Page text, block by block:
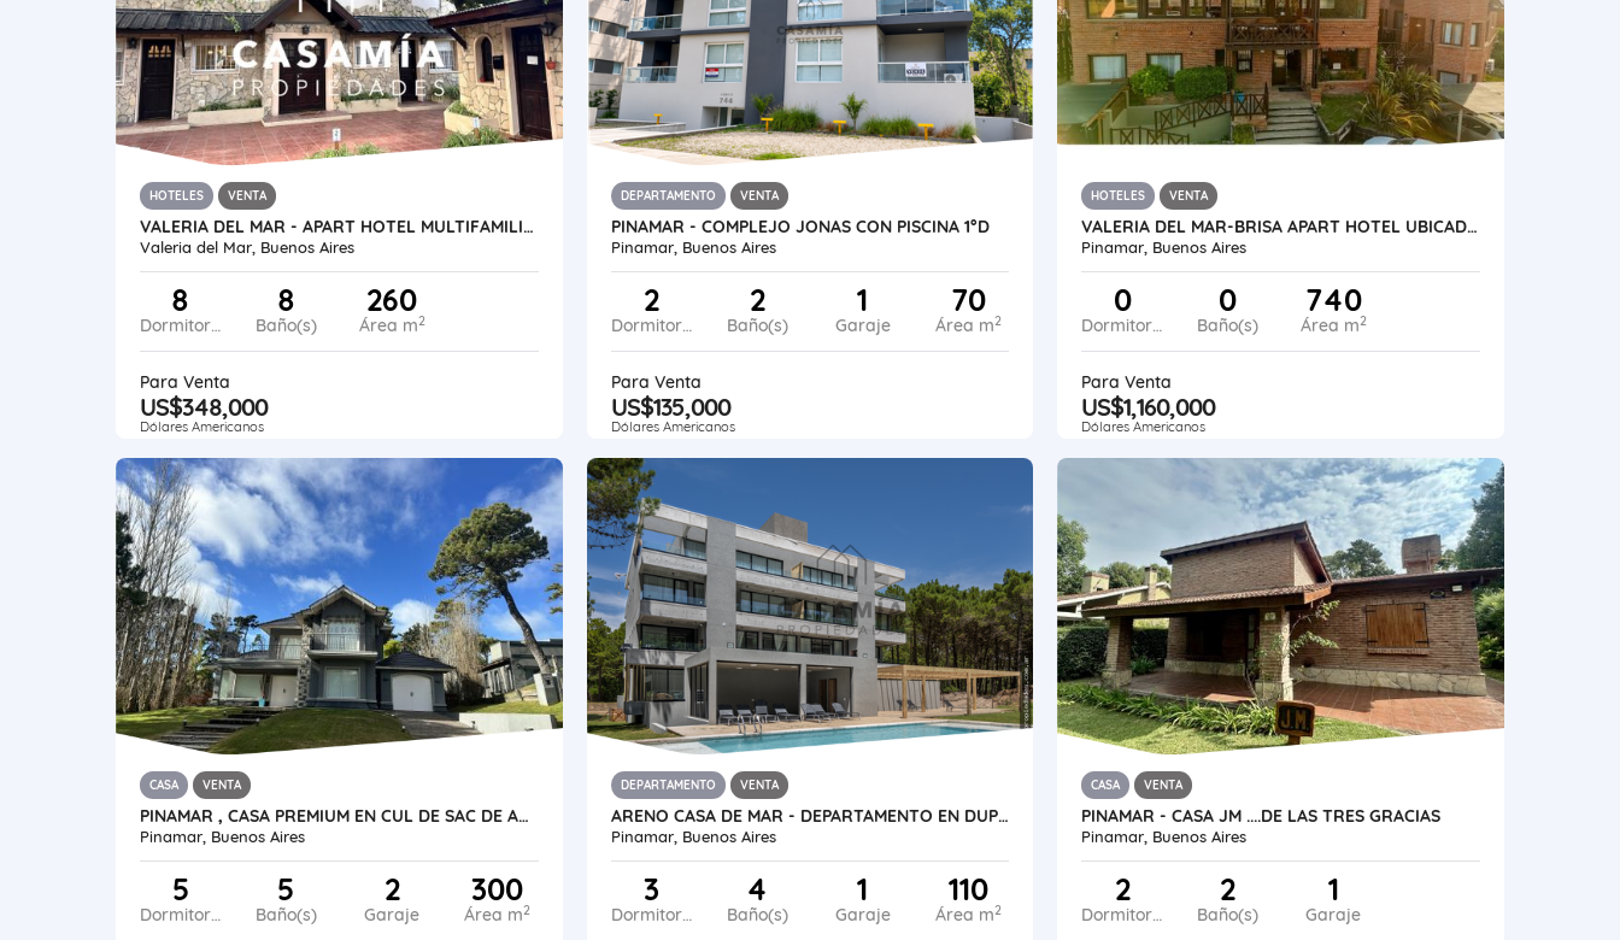
HOTELES VENTA
VALERIA DEL MAR - APART HOTEL MULTIFAMILIAR A 20 MTS DEL MAR
Valeria del Mar, Buenos Aires
8
Dormitorios
8
Baño(s)
260
Área m2
Para Venta
US$348,000
Dólares Americanos
DEPARTAMENTO VENTA
PINAMAR - COMPLEJO JONAS CON PISCINA 1°D
Pinamar, Buenos Aires
2
Dormitorios
2
Baño(s)
1
Garaje
70
Área m2
Para Venta
US$135,000
Dólares Americanos
HOTELES VENTA
VALERIA DEL MAR-BRISA APART HOTEL UBICADO A 50 MTS DEL MAR
Pinamar, Buenos Aires
0
Dormitorios
0
Baño(s)
740
Área m2
Para Venta
US$1,160,000
Dólares Americanos
CASA VENTA
PINAMAR , CASA PREMIUM EN CUL DE SAC DE ALAMOS CON PISCINA
Pinamar, Buenos Aires
5
Dormitorios
5
Baño(s)
2
Garaje
300
Área m2
DEPARTAMENTO VENTA
ARENO CASA DE MAR - DEPARTAMENTO EN DUPLEX
Pinamar, Buenos Aires
3
Dormitorios
4
Baño(s)
1
Garaje
110
Área m2
CASA VENTA
PINAMAR - CASA JM ....DE LAS TRES GRACIAS
Pinamar, Buenos Aires
2
Dormitorios
2
Baño(s)
1
Garaje